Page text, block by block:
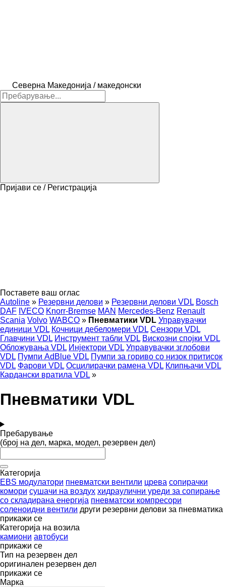
Северна Македонија / македонски
Пријави се / Регистрација
Поставете ваш оглас
Autoline » Резервни делови » Резервни делови VDL Bosch
DAF IVECO Knorr-Bremse MAN Mercedes-Benz Renault
Scania Volvo WABCO » Пневматики VDL Управувачки
единици VDL Кочници дебеломери VDL Сензори VDL
Главчини VDL Инструмент табли VDL Вискозни спојки VDL
Обложувања VDL Инјектори VDL Управувачки зглобови
VDL Пумпи AdBlue VDL Пумпи за гориво со низок притисок
VDL Фарови VDL Осцилирачки рамена VDL Клипњачи VDL
Кардански вратила VDL »
Пневматики VDL
Пребарување
(број на дел, марка, модел, резервен дел)
Категорија
EBS модулатори пневматски вентили црева сопирачки
комори сушачи на воздух хидраулични уреди за сопирање
со складирана енергија пневматски компресори
соленоидни вентили други резервни делови за пневматика
прикажи се
Категорија на возила
камиони автобуси
прикажи се
Тип на резервен дел
оригинален резервен дел
прикажи се
Марка